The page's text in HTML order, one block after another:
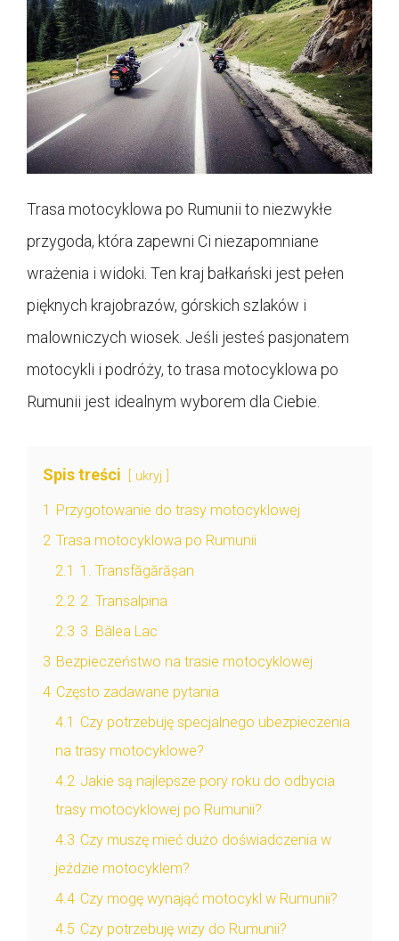
Trasa motocyklowa po Rumunii to niezwykłe
przygoda, która zapewni Ci niezapomniane
wrażenia i widoki. Ten kraj bałkański jest pełen
pięknych krajobrazów, górskich szlaków i
malowniczych wiosek. Jeśli jesteś pasjonatem
motocykli i podróży, to trasa motocyklowa po
Rumunii jest idealnym wyborem dla Ciebie.
Spis treści ukryj
1 Przygotowanie do trasy motocyklowej
2 Trasa motocyklowa po Rumunii
2.1 1. Transfăgărășan
2.2 2. Transalpina
2.3 3. Bâlea Lac
3 Bezpieczeństwo na trasie motocyklowej
4 Często zadawane pytania
4.1 Czy potrzebuję specjalnego ubezpieczenia
na trasy motocyklowe?
4.2 Jakie są najlepsze pory roku do odbycia
trasy motocyklowej po Rumunii?
4.3 Czy muszę mieć dużo doświadczenia w
jeździe motocyklem?
4.4 Czy mogę wynająć motocykl w Rumunii?
4.5 Czy potrzebuję wizy do Rumunii?